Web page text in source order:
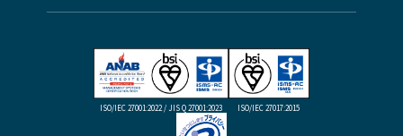
ISO/IEC 27001:2022 / JIS Q 27001:2023 ISO/IEC 27017:2015